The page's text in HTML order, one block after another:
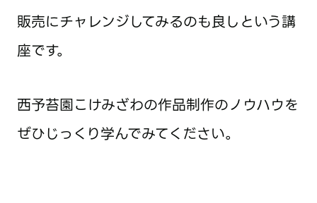
販売にチャレンジしてみるのも良しという講
座です。
西予苔園こけみざわの作品制作のノウハウを
ぜひじっくり学んでみてください。